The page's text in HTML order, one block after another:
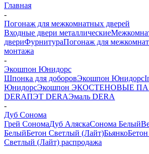
Главная
-
Погонаж для межкомнатных дверей
Входные двери металлические
двериФурнитураПогонаж для
монтажа
-
Экошпон Юнидорс
Шпонка для доборовЭкошпон Юнидорс
ЮнидорсЭкошпон ЭКОСТЕНОВЫЕ
DERAПЭТ DERAЭмаль DERA
-
Дуб Сонома
Грей СономаДуб АляскаСонома Белый
БелыйБетон Светлый (Лайт)Бьянко
Светлый (Лайт) распродажа